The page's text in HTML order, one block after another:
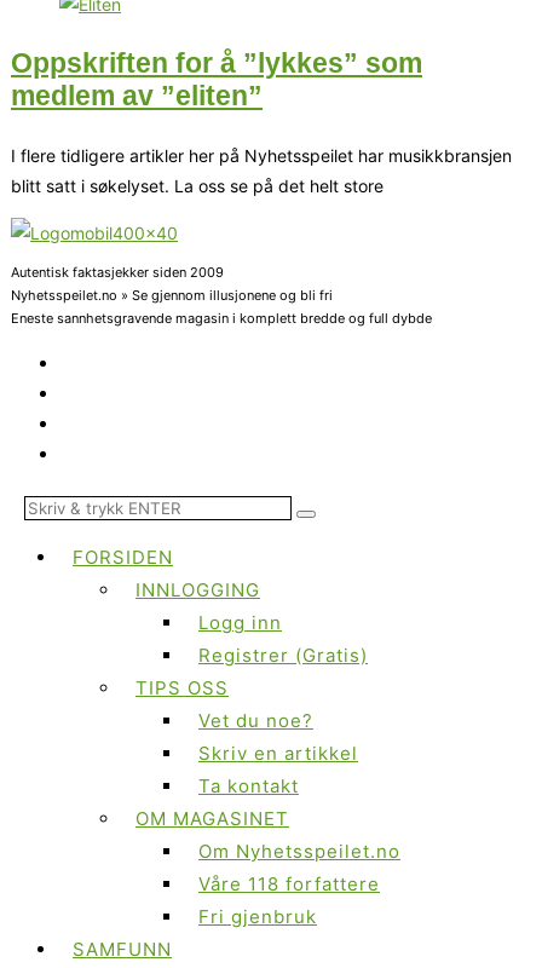
Oppskriften for å ”lykkes” som
medlem av ”eliten”
I flere tidligere artikler her på Nyhetsspeilet har musikkbransjen
blitt satt i søkelyset. La oss se på det helt store
Autentisk faktasjekker siden 2009
Nyhetsspeilet.no » Se gjennom illusjonene og bli fri
Eneste sannhetsgravende magasin i komplett bredde og full dybde
FORSIDEN
INNLOGGING
Logg inn
Registrer (Gratis)
TIPS OSS
Vet du noe?
Skriv en artikkel
Ta kontakt
OM MAGASINET
Om Nyhetsspeilet.no
Våre 118 forfattere
Fri gjenbruk
SAMFUNN